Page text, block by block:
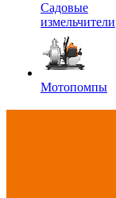
Садовые
измельчители
Мотопомпы